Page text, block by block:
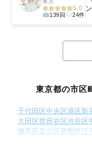
5.0
139回 24件
東京都の市区
千代田区中央区港区新
大田区世田谷区渋谷区
練馬区足立区葛飾区江